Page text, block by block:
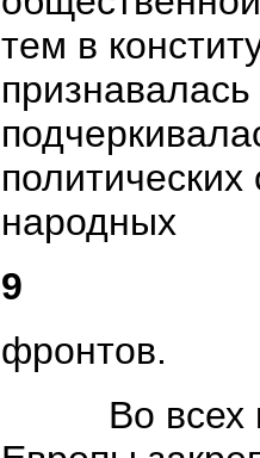
тем в
народных
9
фронтов.
Во всех